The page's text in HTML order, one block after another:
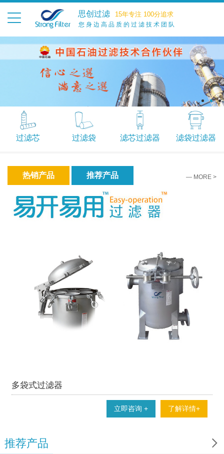
思创过滤 15年专注 100分追求
您身边高品质的过滤技术团队
过滤芯 过滤袋 滤芯过滤器 滤袋过滤器
— MORE >
热销产品 推荐产品
多袋式过滤器
立即咨询 + 了解详情+

推荐产品